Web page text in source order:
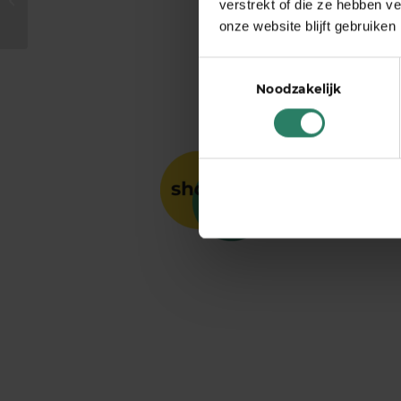
verstrekt of die ze hebben
onze website blijft gebruiken
Noodzakelijk